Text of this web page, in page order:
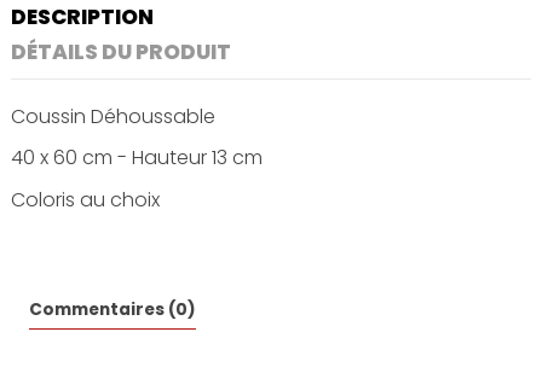
DESCRIPTION
DÉTAILS DU PRODUIT
Coussin Déhoussable
40 x 60 cm - Hauteur 13 cm
Coloris au choix
Commentaires (0)